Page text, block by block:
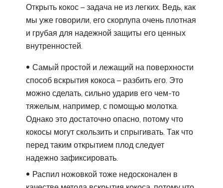
Открыть кокос – задача не из легких. Ведь, как
мы уже говорили, его скорлупа очень плотная
и грубая для надежной защиты его ценных
внутренностей.
Самый простой и лежащий на поверхности
способ вскрытия кокоса – разбить его. Это
можно сделать, сильно ударив его чем-то
тяжелым, например, с помощью молотка.
Однако это достаточно опасно, потому что
кокосы могут скользить и спрыгивать. Так что
перед таким открытием плод следует
надежно зафиксировать.
Распил ножовкой тоже недосконален в